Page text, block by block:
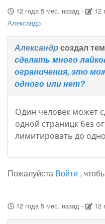
12 года 5 мес. назад- 12
Александр
Александрсоздал
сделать много
ограничения, это
одного или нет?
Один человек может
одной страницк без
лимитировать до
Пожалуйста Войти ,
12 года 5 мес. назад- 12